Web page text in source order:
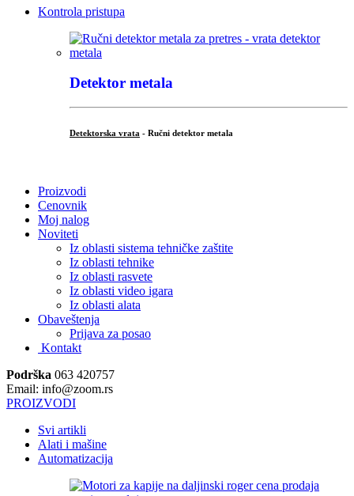
Kontrola pristupa
Detektor metala
Detektorska vrata - Ručni detektor metala
Proizvodi
Cenovnik
Moj nalog
Noviteti
Iz oblasti sistema tehničke zaštite
Iz oblasti tehnike
Iz oblasti rasvete
Iz oblasti video igara
Iz oblasti alata
Obaveštenja
Prijava za posao
Kontakt
Podrška 063 420757
Email: info@zoom.rs
PROIZVODI
Svi artikli
Alati i mašine
Automatizacija